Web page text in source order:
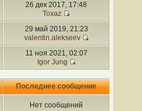
26 дек 2017, 17:48
Toxaz
29 май 2019, 21:23
valentin.alekseev
11 ноя 2021, 02:07
Igor Jung
Последнее сообщение
Нет сообщений